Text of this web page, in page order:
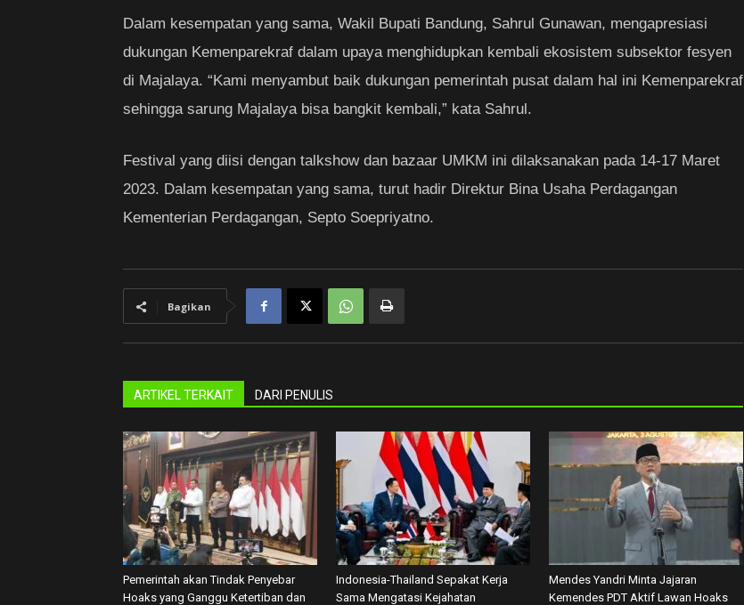
Dalam kesempatan yang sama, Wakil Bupati Bandung, Sahrul Gunawan, mengapresiasi
dukungan Kemenparekraf dalam upaya menghidupkan kembali ekosistem subsektor fesyen
di Majalaya. “Kami menyambut baik dukungan pemerintah pusat dalam hal ini Kemenparekraf
sehingga sarung Majalaya bisa bangkit kembali,” kata Sahrul.
Festival yang diisi dengan talkshow dan bazaar UMKM ini dilaksanakan pada 14-17 Maret
2023. Dalam kesempatan yang sama, turut hadir Direktur Bina Usaha Perdagangan
Kementerian Perdagangan, Septo Soepriyatno.
Bagikan
ARTIKEL TERKAIT DARI PENULIS
Pemerintah akan Tindak Penyebar
Hoaks yang Ganggu Ketertiban dan
Indonesia-Thailand Sepakat Kerja
Sama Mengatasi Kejahatan
Mendes Yandri Minta Jajaran
Kemendes PDT Aktif Lawan Hoaks